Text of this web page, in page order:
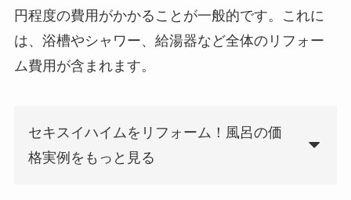
円程度の費用がかかることが一般的です。これに
は、浴槽やシャワー、給湯器など全体のリフォー
ム費用が含まれます。
セキスイハイムをリフォーム！風呂の価
格実例をもっと見る